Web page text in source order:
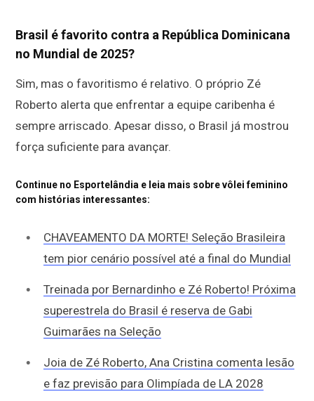
Brasil é favorito contra a República Dominicana
no Mundial de 2025?
Sim, mas o favoritismo é relativo. O próprio Zé
Roberto alerta que enfrentar a equipe caribenha é
sempre arriscado. Apesar disso, o Brasil já mostrou
força suficiente para avançar.
Continue no Esportelândia e leia mais sobre vôlei feminino
com histórias interessantes:
CHAVEAMENTO DA MORTE! Seleção Brasileira
tem pior cenário possível até a final do Mundial
Treinada por Bernardinho e Zé Roberto! Próxima
superestrela do Brasil é reserva de Gabi
Guimarães na Seleção
Joia de Zé Roberto, Ana Cristina comenta lesão
e faz previsão para Olimpíada de LA 2028